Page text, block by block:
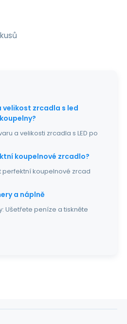
zrcadla s led
a velikosti zrcadla s LED po
koupelnové zrcadlo?
perfektní koupelnové zrcad
a náplně
Ušetřete peníze a tiskněte